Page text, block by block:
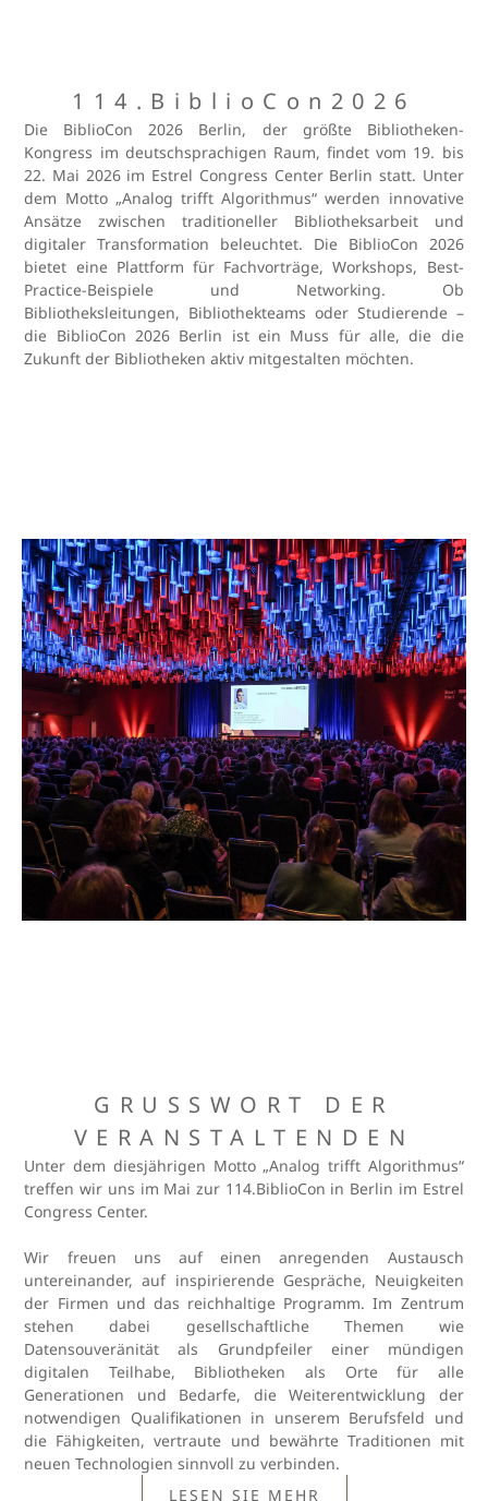
114.BiblioCon2026
Die BiblioCon 2026 Berlin, der größte Bibliotheken-
Kongress im deutschsprachigen Raum, findet vom 19. bis
22. Mai 2026 im Estrel Congress Center Berlin statt. Unter
dem Motto „Analog trifft Algorithmus“ werden innovative
Ansätze zwischen traditioneller Bibliotheksarbeit und
digitaler Transformation beleuchtet. Die BiblioCon 2026
bietet eine Plattform für Fachvorträge, Workshops, Best-
Practice-Beispiele und Networking. Ob
Bibliotheksleitungen, Bibliothekteams oder Studierende –
die BiblioCon 2026 Berlin ist ein Muss für alle, die die
Zukunft der Bibliotheken aktiv mitgestalten möchten.
GRUSSWORT DER V
ERANSTALTENDEN
Unter dem diesjährigen Motto „Analog trifft Algorithmus“
treffen wir uns im Mai zur 114.BiblioCon in Berlin im Estrel
Congress Center.
Wir freuen uns auf einen anregenden Austausch
untereinander, auf inspirierende Gespräche, Neuigkeiten
der Firmen und das reichhaltige Programm. Im Zentrum
stehen dabei gesellschaftliche Themen wie
Datensouveränität als Grundpfeiler einer mündigen
digitalen Teilhabe, Bibliotheken als Orte für alle
Generationen und Bedarfe, die Weiterentwicklung der
notwendigen Qualifikationen in unserem Berufsfeld und
die Fähigkeiten, vertraute und bewährte Traditionen mit
neuen Technologien sinnvoll zu verbinden.
LESEN SIE MEHR